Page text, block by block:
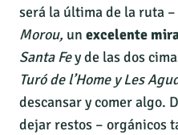
será la última de la ruta
Morou, un excelente
Santa Fey de las dos
Turó de l’Home y Les
descansar y comer algo.
dejar restos – orgánicos